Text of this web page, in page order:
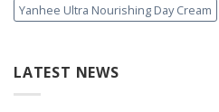
Yanhee Ultra Nourishing Day Cream
LATEST NEWS